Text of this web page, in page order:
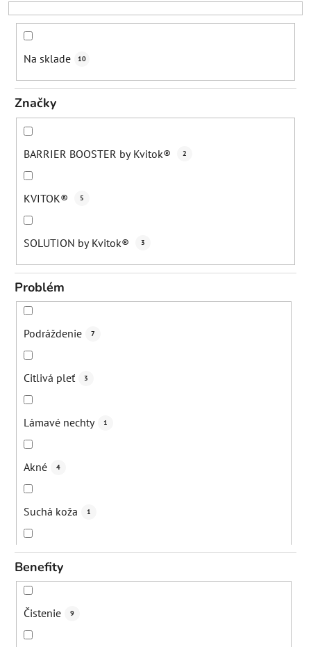
k
Na sklade 10
Značky
BARRIER BOOSTER by Kvitok® 2
KVITOK® 5
SOLUTION by Kvitok® 3
Problém
Podráždenie 7
Citlivá pleť 3
Lámavé nechty 1
Akné 4
Suchá koža 1
Bežná denná starostlivosť 5
Benefity
Čistenie 9